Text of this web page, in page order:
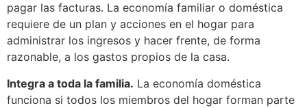
pagar las facturas. La economía familiar o doméstica
requiere de un plan y acciones en el hogar ‍para
administrar los ingresos y hacer frente, de forma
razonable, a los gastos propios de la casa.
Integra a toda la familia. La economía doméstica
funciona si todos los miembros del hogar forman parte